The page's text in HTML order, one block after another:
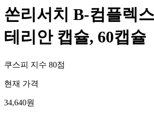
쏜리서치 B-컴플렉
테리안 캡슐, 60캡슐
쿠스피 지수 80점
현재 가격
34,640원